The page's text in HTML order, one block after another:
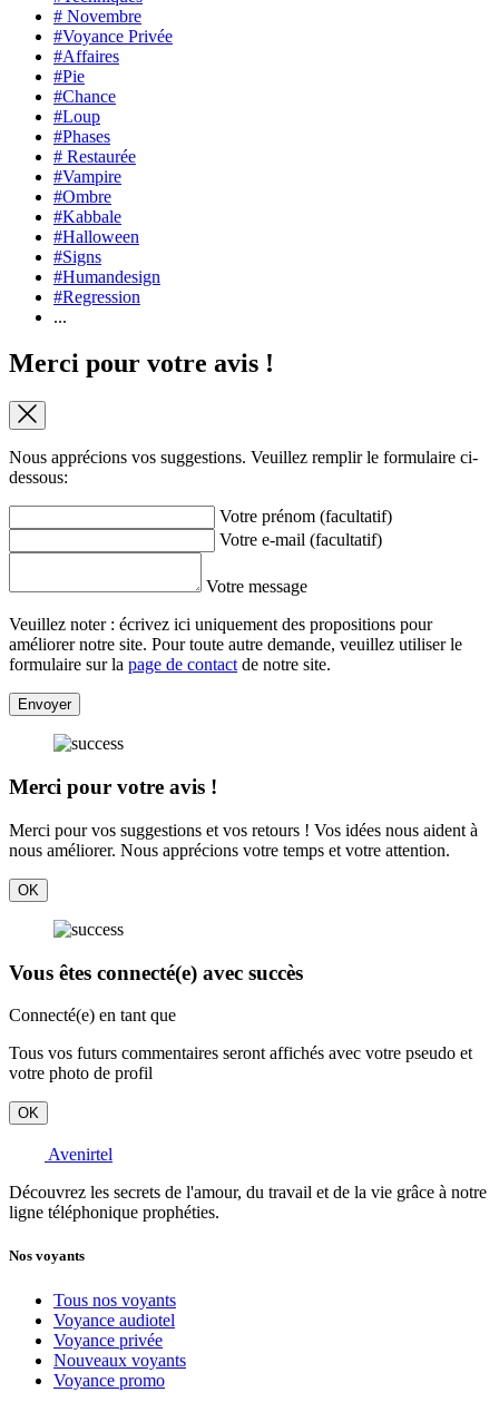
# Novembre
#Voyance Privée
#Affaires
#Pie
#Chance
#Loup
#Phases
# Restaurée
#Vampire
#Ombre
#Kabbale
#Halloween
#Signs
#Humandesign
#Regression
...
Merci pour votre avis !
Nous apprécions vos suggestions. Veuillez remplir le formulaire ci-
dessous:
Votre prénom (facultatif)
Votre e-mail (facultatif)
Votre message
Veuillez noter : écrivez ici uniquement des propositions pour
améliorer notre site. Pour toute autre demande, veuillez utiliser le
formulaire sur la page de contact de notre site.
Envoyer
Merci pour votre avis !
Merci pour vos suggestions et vos retours ! Vos idées nous aident à
nous améliorer. Nous apprécions votre temps et votre attention.
OK
Vous êtes connecté(e) avec succès
Connecté(e) en tant que
Tous vos futurs commentaires seront affichés avec votre pseudo et
votre photo de profil
OK
Avenirtel
Découvrez les secrets de l'amour, du travail et de la vie grâce à notre
ligne téléphonique prophéties.
Nos voyants
Tous nos voyants
Voyance audiotel
Voyance privée
Nouveaux voyants
Voyance promo